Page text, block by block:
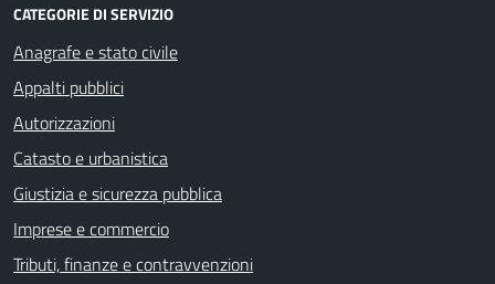
CATEGORIE DI SERVIZIO
Anagrafe e stato civile
Appalti pubblici
Autorizzazioni
Catasto e urbanistica
Giustizia e sicurezza pubblica
Imprese e commercio
Tributi, finanze e contravvenzioni